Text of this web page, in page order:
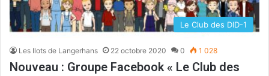
Le Club des DID-1
Les Ilots de Langerhans 22 octobre 2020 0 1 028
Nouveau : Groupe Facebook « Le Club des